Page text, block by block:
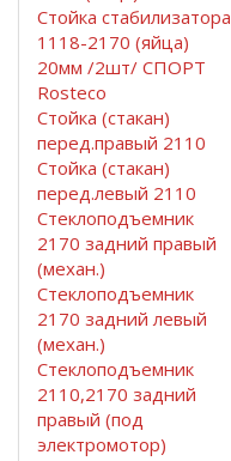
Стойка стабилизатора
1118-2170 (яйца)
20мм /2шт/ СПОРТ
Rosteco
Стойка (стакан)
перед.правый 2110
Стойка (стакан)
перед.левый 2110
Стеклоподъемник
2170 задний правый
(механ.)
Стеклоподъемник
2170 задний левый
(механ.)
Стеклоподъемник
2110,2170 задний
правый (под
электромотор)